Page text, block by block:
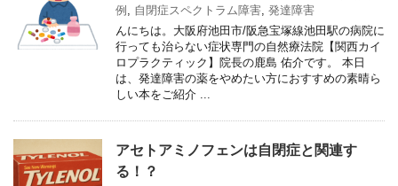
例 , 自閉症スペクトラム障害, 発達障害
んにちは。大阪府池田市/阪急宝塚線池田駅の病院に
行っても治らない症状専門の自然療法院【関西カイ
ロプラクティック】院長の鹿島 佑介です。 本日
は、発達障害の薬をやめたい方におすすめの素晴ら
しい本をご紹介 ...
アセトアミノフェンは自閉症と関連す
る！？